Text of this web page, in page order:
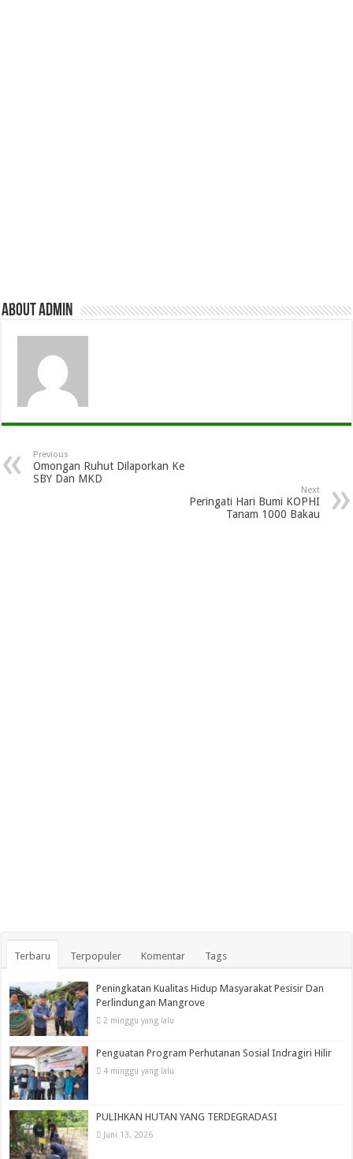
About admin
Previous
Omongan Ruhut Dilaporkan Ke
SBY Dan MKD
Next
Peringati Hari Bumi KOPHI
Tanam 1000 Bakau
Terbaru Terpopuler Komentar Tags
Peningkatan Kualitas Hidup Masyarakat Pesisir Dan
Perlindungan Mangrove
2 minggu yang lalu
Penguatan Program Perhutanan Sosial Indragiri Hilir
4 minggu yang lalu
PULIHKAN HUTAN YANG TERDEGRADASI
Juni 13, 2026